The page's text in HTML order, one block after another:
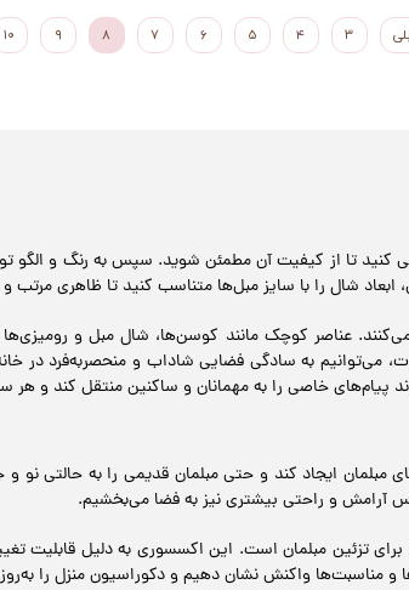
۳ ۴ ۵ ۶ ۷ ۸ ۹ ۱۰
کنید تا از کیفیت آن مطمئن شوید. سپس به رنگ و الگو
شال را با سایز مبل‌ها متناسب کنید تا ظاهری مرتب
عناصر کوچک مانند کوسن‌ها، شال مبل و رومیزی‌ها
می‌توانیم به سادگی فضایی شاداب و منحصربه‌فرد در
پیام‌های خاصی را به مهمانان و ساکنین منتقل کند و
ایجاد کند و حتی مبلمان قدیمی را به حالتی نو
آرامش و راحتی بیشتری نیز به فضا می‌بخشیم.
تزئین مبلمان است. این اکسسوری به دلیل قابلیت
و مناسبت‌ها واکنش نشان دهیم و دکوراسیون منزل را